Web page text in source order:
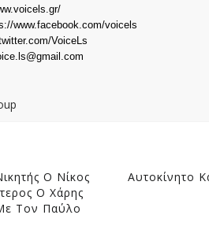
www.facebook.com/voicels
VoiceLs
Ο Νίκος
Ο Χάρης
Τον Παύλο
Αυτοκίνητο